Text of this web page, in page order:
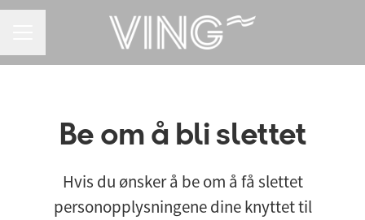
Be om å bli slettet
Hvis du ønsker å be om å få slettet
personopplysningene dine knyttet til